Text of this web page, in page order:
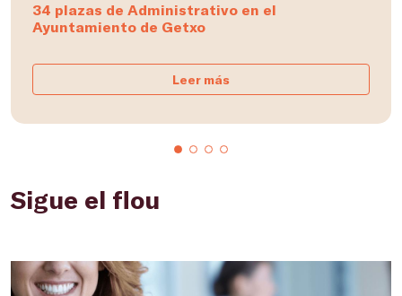
34 plazas de Administrativo en el
Ayuntamiento de Getxo
Leer más
Sigue el flou